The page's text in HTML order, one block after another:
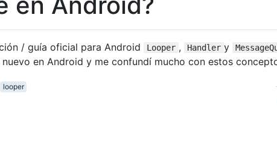
/ guía oficial para Android Looper , Handler y
en Android y me confundí mucho con estos
looper